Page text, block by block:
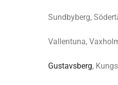
Sundbyberg,
Vallentuna,
Gustavsberg,